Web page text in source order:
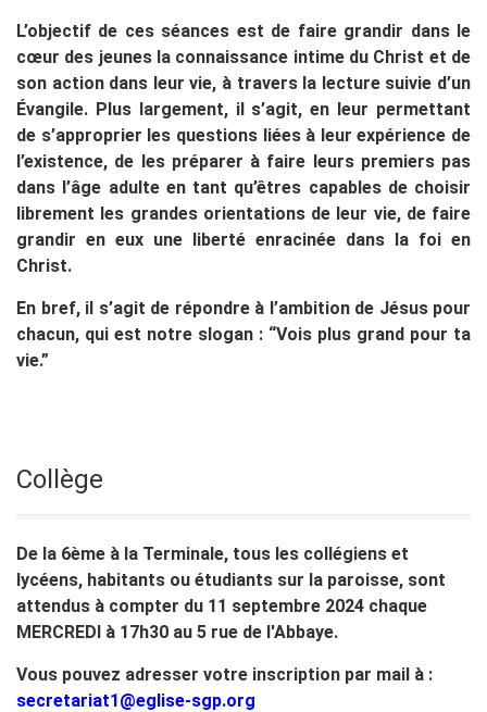
L’objectif de ces séances est de faire grandir dans le
cœur des jeunes la connaissance intime du Christ et de
son action dans leur vie, à travers la lecture suivie d’un
Évangile. Plus largement, il s’agit, en leur permettant
de s’approprier les questions liées à leur expérience de
l’existence, de les préparer à faire leurs premiers pas
dans l’âge adulte en tant qu’êtres capables de choisir
librement les grandes orientations de leur vie, de faire
grandir en eux une liberté enracinée dans la foi en
Christ.
En bref, il s’agit de répondre à l’ambition de Jésus pour
chacun, qui est notre slogan : “Vois plus grand pour ta
vie.”
Collège
De la 6ème à la Terminale, tous les collégiens et
lycéens, habitants ou étudiants sur la paroisse, sont
attendus à compter du 11 septembre 2024 chaque
MERCREDI à 17h30 au 5 rue de l'Abbaye.
Vous pouvez adresser votre inscription par mail à :
secretariat1@eglise-sgp.org